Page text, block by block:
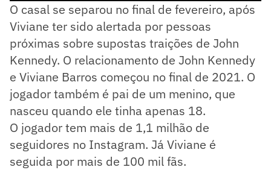
O casal se separou no final de fevereiro, após
Viviane ter sido alertada por pessoas
próximas sobre supostas traições de John
Kennedy. O relacionamento de John Kennedy
e Viviane Barros começou no final de 2021. O
jogador também é pai de um menino, que
nasceu quando ele tinha apenas 18.
O jogador tem mais de 1,1 milhão de
seguidores no Instagram. Já Viviane é
seguida por mais de 100 mil fãs.